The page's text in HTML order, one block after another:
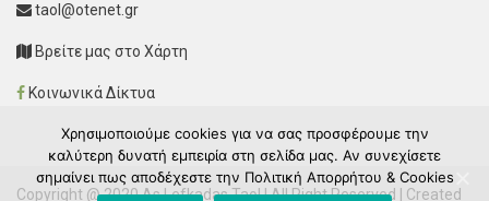
taol@otenet.gr
Βρείτε μας στο Χάρτη
Κοινωνικά Δίκτυα
Copyright @ 2020 As Lefkadas Taol | All Right Reserved | Created
Χρησιμοποιούμε cookies για να σας προσφέρουμε την
καλύτερη δυνατή εμπειρία στη σελίδα μας. Αν συνεχίσετε
σημαίνει πως αποδέχεστε την Πολιτική Απορρήτου & Cookies